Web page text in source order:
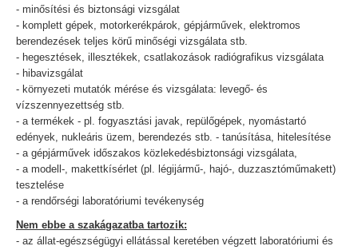
- minősítési és biztonsági vizsgálat
- komplett gépek, motorkerékpárok, gépjárművek, elektromos
berendezések teljes körű minőségi vizsgálata stb.
- hegesztések, illesztékek, csatlakozások radiógrafikus vizsgálata
- hibavizsgálat
- környezeti mutatók mérése és vizsgálata: levegő- és
vízszennyezettség stb.
- a termékek - pl. fogyasztási javak, repülőgépek, nyomástartó
edények, nukleáris üzem, berendezés stb. - tanúsítása, hitelesítése
- a gépjárművek időszakos közlekedésbiztonsági vizsgálata,
- a modell-, makettkísérlet (pl. légijármű-, hajó-, duzzasztóműmakett)
tesztelése
- a rendőrségi laboratóriumi tevékenység
Nem ebbe a szakágazatba tartozik:
- az állat-egészségügyi ellátással keretében végzett laboratóriumi és